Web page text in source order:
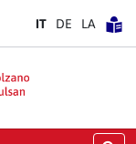
IT DE LA